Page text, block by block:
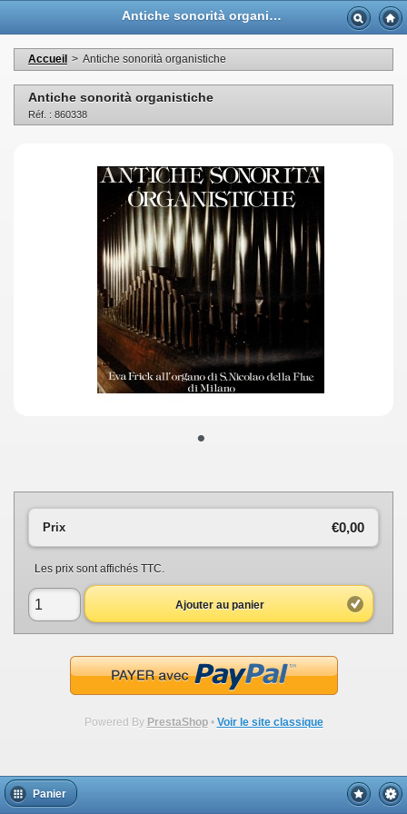
Antiche sonorità organistiche - Casa Musicale Eco
Accueil > Antiche sonorità organistiche
Antiche sonorità organistiche
Réf. : 860338
•
€0,00
Prix
Les prix sont affichés TTC.
Ajouter au panier
Powered By PrestaShop• Voir le site classique
Panier